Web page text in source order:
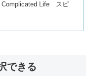
Complicated Life スピ
できる